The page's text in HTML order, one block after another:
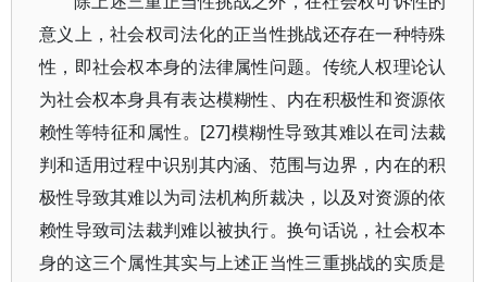
意义上，社会权司法化的正当性挑战还存在一种特殊
性，即社会权本身的法律属性问题。传统人权理论认
为社会权本身具有表达模糊性、内在积极性和资源依
赖性等特征和属性。[27]模糊性导致其难以在司法裁
判和适用过程中识别其内涵、范围与边界，内在的积
极性导致其难以为司法机构所裁决，以及对资源的依
赖性导致司法裁判难以被执行。换句话说，社会权本
身的这三个属性其实与上述正当性三重挑战的实质是